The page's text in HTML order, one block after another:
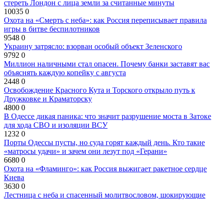
стереть Лондон с лица земли за считанные минуты
10035 0
Охота на «Смерть с неба»: как Россия переписывает правила
игры в битве беспилотников
9548 0
Украину затрясло: взорван особый объект Зеленского
9792 0
Миллион наличными стал опасен. Почему банки заставят вас
объяснять каждую копейку с августа
2448 0
Освобождение Красного Кута и Торского открыло путь к
Дружковке и Краматорску
4800 0
В Одессе дикая паника: что значит разрушение моста в Затоке
для хода СВО и изоляции ВСУ
1232 0
Порты Одессы пусты, но суда горят каждый день. Кто такие
«матросы удачи» и зачем они лезут под «Герани»
6680 0
Охота на «Фламинго»: как Россия выжигает ракетное сердце
Киева
3630 0
Лестница с неба и спасенный молитвословом, шокирующие